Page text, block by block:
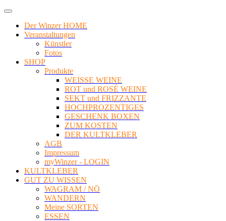
Der Winzer HOME
Veranstaltungen
Künstler
Fotos
SHOP
Produkte
WEISSE WEINE
ROT und ROSÉ WEINE
SEKT und FRIZZANTE
HOCHPROZENTIGES
GESCHENK BOXEN
ZUM KOSTEN
DER KULTKLEBER
AGB
Impressum
myWinzer - LOGIN
KULTKLEBER
GUT ZU WISSEN
WAGRAM / NÖ
WANDERN
Meine SORTEN
ESSEN